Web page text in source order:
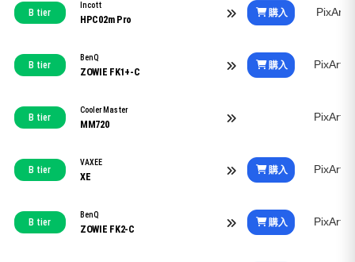
B tier
Incott
HPC02m Pro
購入 PixArt
B tier
BenQ
ZOWIE FK1+-C
購入 PixArt
B tier
Cooler Master
MM720
PixArt
B tier
VAXEE
XE
購入 PixArt
B tier
BenQ
ZOWIE FK2-C
購入 PixArt